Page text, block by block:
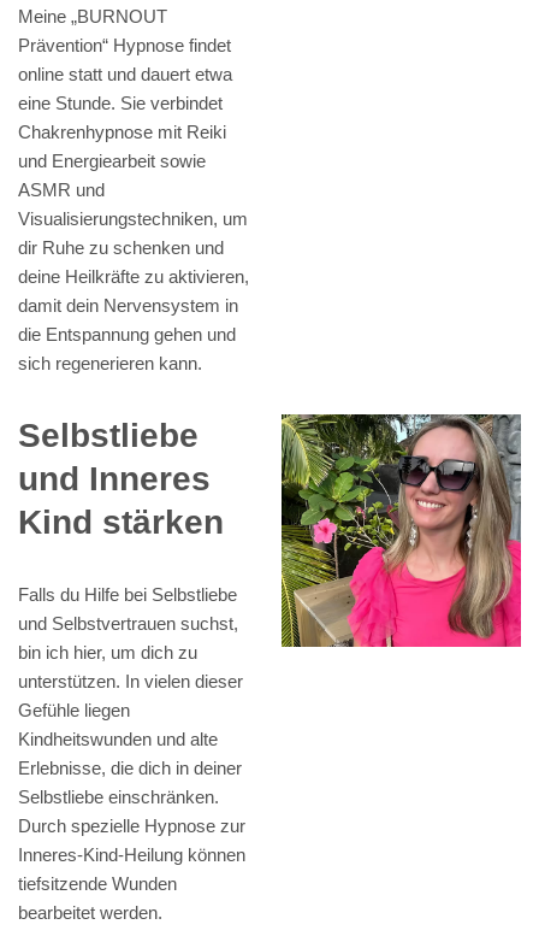
Meine „BURNOUT
Prävention“ Hypnose findet
online statt und dauert etwa
eine Stunde. Sie verbindet
Chakrenhypnose mit Reiki
und Energiearbeit sowie
ASMR und
Visualisierungstechniken, um
dir Ruhe zu schenken und
deine Heilkräfte zu aktivieren,
damit dein Nervensystem in
die Entspannung gehen und
sich regenerieren kann.
Selbstliebe
und Inneres
Kind stärken
Falls du Hilfe bei Selbstliebe
und Selbstvertrauen suchst,
bin ich hier, um dich zu
unterstützen. In vielen dieser
Gefühle liegen
Kindheitswunden und alte
Erlebnisse, die dich in deiner
Selbstliebe einschränken.
Durch spezielle Hypnose zur
Inneres-Kind-Heilung können
tiefsitzende Wunden
bearbeitet werden.